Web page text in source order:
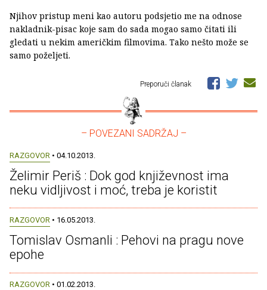
Njihov pristup meni kao autoru podsjetio me na odnose
nakladnik-pisac koje sam do sada mogao samo čitati ili
gledati u nekim američkim filmovima. Tako nešto može se
samo poželjeti.
Preporuči članak
– POVEZANI SADRŽAJ –
RAZGOVOR • 04.10.2013.
Želimir Periš : Dok god književnost ima
neku vidljivost i moć, treba je koristit
RAZGOVOR • 16.05.2013.
Tomislav Osmanli : Pehovi na pragu nove
epohe
RAZGOVOR • 01.02.2013.